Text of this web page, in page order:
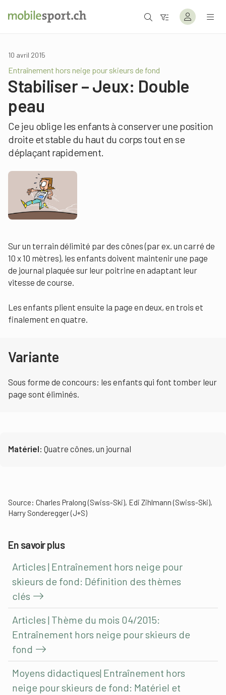
10 avril 2015
Entraînement hors neige pour skieurs de fond
Stabiliser – Jeux: Double
peau
Ce jeu oblige les enfants à conserver une position
droite et stable du haut du corps tout en se
déplaçant rapidement.
Sur un terrain délimité par des cônes (par ex. un carré de
10 x 10 mètres), les enfants doivent maintenir une page
de journal plaquée sur leur poitrine en adaptant leur
vitesse de course.
Les enfants plient ensuite la page en deux, en trois et
finalement en quatre.
Variante
Sous forme de concours: les enfants qui font tomber leur
page sont éliminés.
Matériel: Quatre cônes, un journal
Source: Charles Pralong (Swiss-Ski), Edi Zihlmann (Swiss-Ski),
Harry Sonderegger (J+S)
En savoir plus
Articles | Entraînement hors neige pour
skieurs de fond: Définition des thèmes
clés
Articles | Thème du mois 04/2015:
Entraînement hors neige pour skieurs de
fond
Moyens didactiques| Entraînement hors
neige pour skieurs de fond: Matériel et